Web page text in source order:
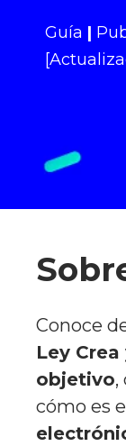
Guía |
Conoce
Ley Crea
objetivo,
cómo es